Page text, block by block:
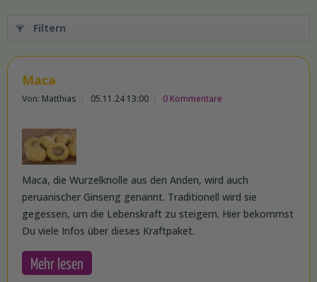
Filtern
Maca
Von: Matthias 05.11.24 13:00 0 Kommentare
Maca, die Wurzelknolle aus den Anden, wird auch
peruanischer Ginseng genannt. Traditionell wird sie
gegessen, um die Lebenskraft zu steigern. Hier bekommst
Du viele Infos über dieses Kraftpaket.
Mehr lesen